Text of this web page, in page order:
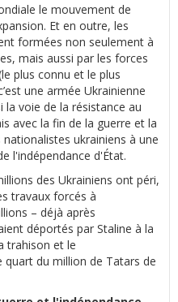
le mouvement de
Et en outre, les
formées non seulement à
mais aussi par les forces
plus connu et le plus
une armée Ukrainienne
la voie de la résistance au
avec la fin de la guerre et la
ukrainiens à une
l'indépendance d'État.
des Ukrainiens ont péri,
travaux forcés à
– déjà après
déportés par Staline à la
trahison et le
du million de Tatars de